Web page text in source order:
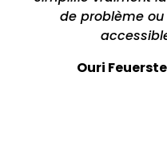
de problème
Ouri